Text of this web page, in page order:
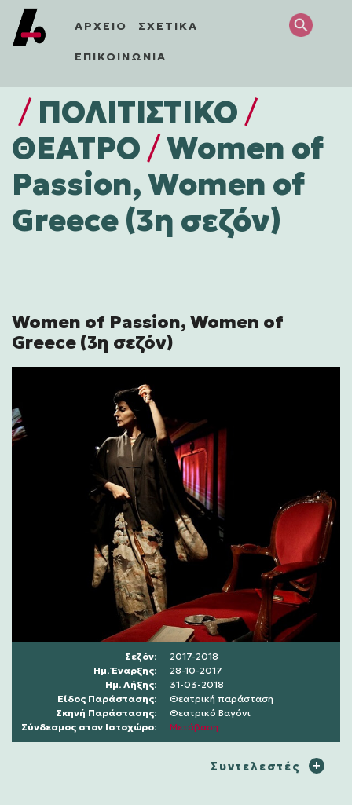
ΑΡΧΕΙΟ ΣΧΕΤΙΚΑ
ΕΠΙΚΟΙΝΩΝΙΑ
/ ΠΟΛΙΤΙΣΤΙΚΌ /
ΘΕΑΤΡΟ /Women of
Passion, Women of
Greece (3η σεζόν)
Women of Passion, Women of
Greece (3η σεζόν)
Σεζόν:
2017-2018
Ημ. Έναρξης:
28-10-2017
Ημ. Λήξης:
31-03-2018
Είδος Παράστασης:
Θεατρική παράσταση
Σκηνή Παράστασης:
Θεατρικό Βαγόνι
Σύνδεσμος στον Ιστοχώρο:
Μετάβαση
Συντελεστές